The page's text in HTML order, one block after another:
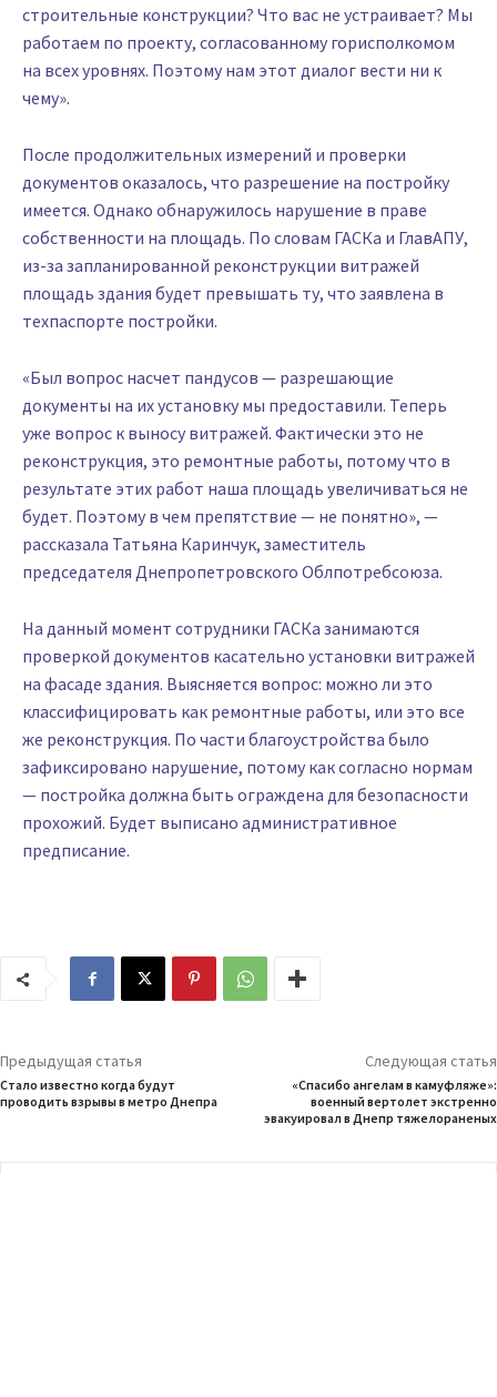
строительные конструкции? Что вас не устраивает? Мы
работаем по проекту, согласованному горисполкомом
на всех уровнях. Поэтому нам этот диалог вести ни к
чему».
После продолжительных измерений и проверки
документов оказалось, что разрешение на постройку
имеется. Однако обнаружилось нарушение в праве
собственности на площадь. По словам ГАСКа и ГлавАПУ,
из-за запланированной реконструкции витражей
площадь здания будет превышать ту, что заявлена в
техпаспорте постройки.
«Был вопрос насчет пандусов — разрешающие
документы на их установку мы предоставили. Теперь
уже вопрос к выносу витражей. Фактически это не
реконструкция, это ремонтные работы, потому что в
результате этих работ наша площадь увеличиваться не
будет. Поэтому в чем препятствие — не понятно», —
рассказала Татьяна Каринчук, заместитель
председателя Днепропетровского Облпотребсоюза.
На данный момент сотрудники ГАСКа занимаются
проверкой документов касательно установки витражей
на фасаде здания. Выясняется вопрос: можно ли это
классифицировать как ремонтные работы, или это все
же реконструкция. По части благоустройства было
зафиксировано нарушение, потому как согласно нормам
— постройка должна быть ограждена для безопасности
прохожий. Будет выписано административное
предписание.
Предыдущая статья
Стало известно когда будут
проводить взрывы в метро Днепра
Следующая статья
«Спасибо ангелам в камуфляже»:
военный вертолет экстренно
эвакуировал в Днепр тяжелораненых